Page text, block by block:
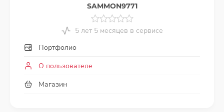
SAMMON9771
5 лет 5 месяцев в сервисе
Портфолио
О пользователе
Магазин